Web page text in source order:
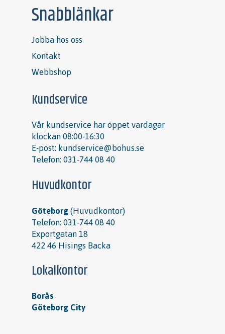
Snabblänkar
Jobba hos oss
Kontakt
Webbshop
Kundservice
Vår kundservice har öppet vardagar
klockan 08:00-16:30
E-post:kundservice@bohus.se
Telefon:031-744 08 40
Huvudkontor
Göteborg(Huvudkontor)
Telefon:031-744 08 40
Exportgatan 18
422 46 Hisings Backa
Lokalkontor
Borås
Göteborg City